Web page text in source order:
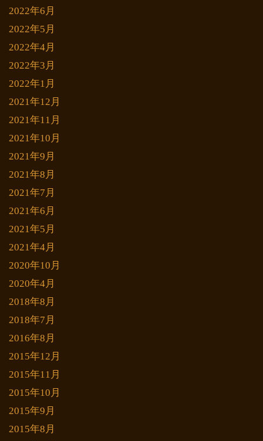
2022年6月
2022年5月
2022年4月
2022年3月
2022年1月
2021年12月
2021年11月
2021年10月
2021年9月
2021年8月
2021年7月
2021年6月
2021年5月
2021年4月
2020年10月
2020年4月
2018年8月
2018年7月
2016年8月
2015年12月
2015年11月
2015年10月
2015年9月
2015年8月